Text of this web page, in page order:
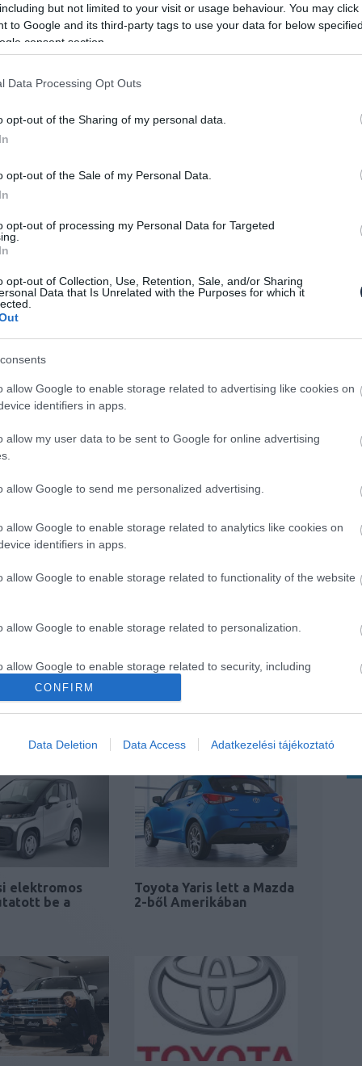
but not limited to your visit or usage behaviour. You may
to Google and its third-party tags to use your data for below
consent section.
Data Processing Opt Outs
opt-out of the Sharing of my personal data.
opt-out of the Sale of my Personal Data.
opt-out of processing my Personal Data for Targeted
opt-out of Collection, Use, Retention, Sale, and/or Sharing
Data that Is Unrelated with the Purposes for which it
allow Google to enable storage related to advertising like cookies on
identifiers in apps.
allow my user data to be sent to Google for online advertising
allow Google to send me personalized advertising.
allow Google to enable storage related to analytics like cookies on
identifiers in apps.
allow Google to enable storage related to functionality of the website
allow Google to enable storage related to personalization.
allow Google to enable storage related to security, including
functionality and fraud prevention, and other user protection.
CONFIRM
Data Deletion Data Access Adatkezelési tájékoztató
róla, hogy Japánban le kellett állítani az összes
A gyártó azóta kiküszöbölte a hibát és
került a gépezetbe.
be a Toyota-futóművekhez rugókat gyártó
Természetesen ebben az üzemben azonnal
a Toyota hat gyáregységére is, ahol szintén le
ahol például a RAV4 és a Land Cruiser
újra a termelés, de a tervek szerint ez a
már korábban megírtuk, a gyártó azért érzi meg
felhalmozással dolgoznak, hanem
hogy mindig legyen akkora készlet, amire
akkor viszont azonnal érezhetővé válik
a termelés a
Ismét leállt a C8-as
Corvette gyártása
elektromos
be a
Toyota Yaris lett a Mazda
2-ből Amerikában